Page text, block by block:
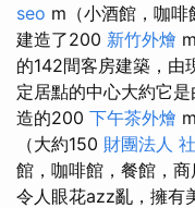
seo m（小酒館，咖啡
建造了200 新竹外燴
的142間客房建築，由
定居點的中心大約它
造的200 下午茶外燴
（大約150 財團法人
館，咖啡館，餐館，
令人眼花azz亂，擁有